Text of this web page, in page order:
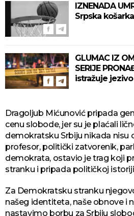
IZNENADA
Srpska
GLUMAC IZ
SERIJE
istražuje
Dragoljub Mićunović pripada
cenu slobode, jer su je plaćali
demokratsku Srbiju nikada nisu
profesor, politički zatvorenik,
demokrata, ostavio je trag koji
stranku i pripada političkoj istoriji
Za Demokratsku stranku
našeg identiteta, naše obnove i
nastavimo borbu za Srbiju